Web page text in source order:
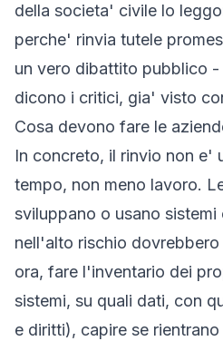
della societa' civile lo
perche' rinvia tutele
un vero dibattito pubblico
dicono i critici, gia' visto
Cosa devono fare le
In concreto, il rinvio non
tempo, non meno lavoro.
sviluppano o usano sistemi
nell'alto rischio
ora, fare l'inventario dei
sistemi, su quali dati, con
e diritti), capire se